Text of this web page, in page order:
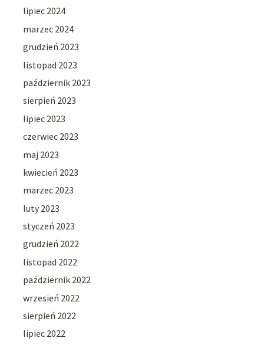
lipiec 2024
marzec 2024
grudzień 2023
listopad 2023
październik 2023
sierpień 2023
lipiec 2023
czerwiec 2023
maj 2023
kwiecień 2023
marzec 2023
luty 2023
styczeń 2023
grudzień 2022
listopad 2022
październik 2022
wrzesień 2022
sierpień 2022
lipiec 2022